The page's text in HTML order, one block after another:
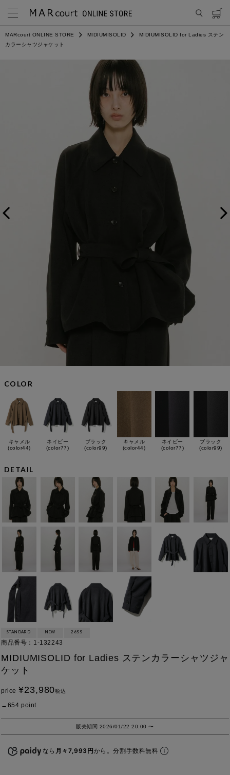
MARcourt ONLINE STORE MIDIUMISOLID
MIDIUMISOLID for Ladies ステン
カラーシャツジャケット
COLOR
キャメル
(color44)
ネイビー
(color77)
ブラック
(color99)
キャメル
(color44)
ネイビー
(color77)
ブラック
(color99)
DETAIL
STANDARD NEW 26SS
商品番号 1-132243
MIDIUMISOLID for Ladies ステンカラーシャツジャ
ケット
price ¥23,980税込
654 point
販売期間 2026/01/22 20:00〜
なら 月々7,993円から。分割手数料無料